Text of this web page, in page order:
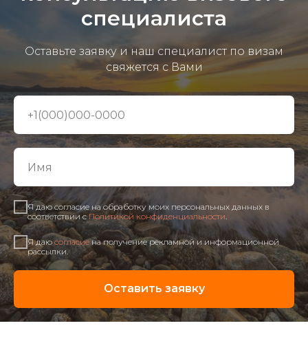
специалиста
Оставьте заявку и наш специалист по визам
свяжется с Вами
Я даю согласие на обработку моих персональных данных в
соответствии сПолитикой конфиденциальности
Я даю согласиена получение рекламной и информационной
рассылки.
Оставить заявку